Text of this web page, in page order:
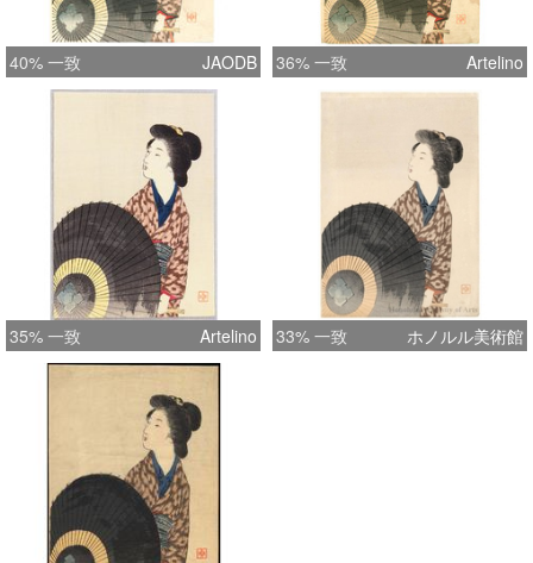
40% 一致 JAODB 36% 一致 Artelino
35% 一致 Artelino 33% 一致 ホノルル美術館